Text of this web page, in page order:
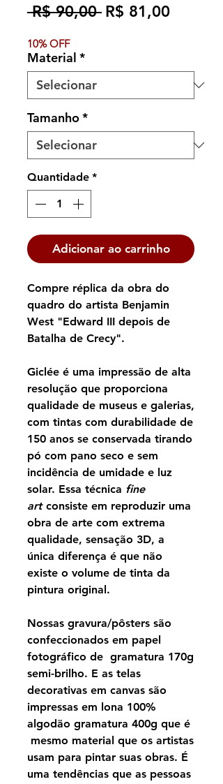
R$ 90,00 Preço
R$ 81,00Preço
10% OFF
Material *
Tamanho*
Quantidade *
Adicionar ao carrinho
Compre réplica da obra do
quadro do artista Benjamin
West "Edward III depois de
Batalha de Crecy".
Giclée é uma impressão de alta
resolução que proporciona
qualidade de museus e galerias,
com tintas com durabilidade de
150 anos se conservada tirando
pó com pano seco e sem
incidência de umidade e luz
solar. Essa técnica fine
artconsiste em reproduzir uma
obra de arte com extrema
qualidade, sensação 3D, a
única diferença é que não
existe o volume de tinta da
pintura original.
Nossas gravura/pôsters são
confeccionados em papel
fotográfico de gramatura 170g
semi-brilho. E as telas
decorativas em canvas são
impressas em lona 100%
algodão gramatura 400g que é
mesmo material que os artistas
usam para pintar suas obras. É
uma tendências que as pessoas